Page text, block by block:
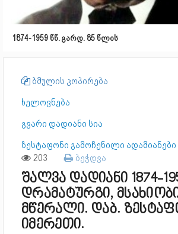
1874-1959 წწ. გარდ. 85 წლის
ბმულის კოპირება
ხელოვნება
გვარი დადიანი სია
ზესტაფონი გამოჩენილი
203 ბეჭდვა
შალვა დადიანი 1874-
დრამატურგი,
მწერალი. დაბ.
იმერეთი.